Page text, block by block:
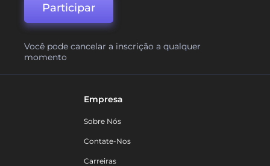
Participar
Você pode cancelar a inscrição a qualquer
momento
Empresa
Sobre Nós
Contate-Nos
Carreiras